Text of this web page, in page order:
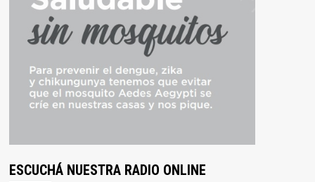
ESCUCHÁ NUESTRA RADIO ONLINE